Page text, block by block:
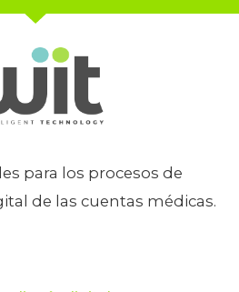
para los procesos de
de las cuentas médicas.